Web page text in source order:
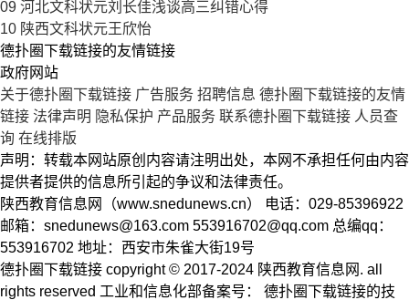
09 河北文科状元刘长佳浅谈高三纠错心得
10 陕西文科状元王欣怡
德扑圈下载链接的友情链接
政府网站
关于德扑圈下载链接 广告服务 招聘信息 德扑圈下载链接的友情
链接 法律声明 隐私保护 产品服务 联系德扑圈下载链接 人员查
询 在线排版
声明：转载本网站原创内容请注明出处，本网不承担任何由内容
提供者提供的信息所引起的争议和法律责任。
陕西教育信息网（www.snedunews.cn） 电话：029-85396922
邮箱： snedunews@163.com 553916702@qq.com 总编qq：
553916702 地址：西安市朱雀大街19号
德扑圈下载链接 copyright © 2017-2024 陕西教育信息网. all
rights reserved 工业和信息化部备案号： 德扑圈下载链接的技